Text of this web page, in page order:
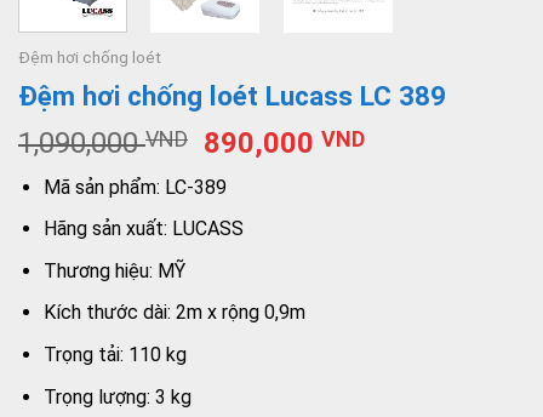
Đệm hơi chống loét
Đệm hơi chống loét Lucass LC 389
1,090,000VND 890,000VND
Mã sản phẩm: LC-389
Hãng sản xuất: LUCASS
Thương hiệu: MỸ
Kích thước dài: 2m x rộng 0,9m
Trọng tải: 110 kg
Trọng lượng: 3 kg